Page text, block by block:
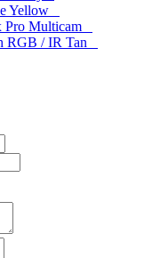
Yellow
Pro Multicam
RGB / IR Tan